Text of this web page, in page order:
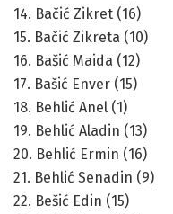
14. Bačić Zikret (16)
15. Bačić Zikreta (10)
16. Bašić Maida (12)
17. Bašić Enver (15)
18. Behlić Anel (1)
19. Behlić Aladin (13)
20. Behlić Ermin (16)
21. Behlić Senadin (9)
22. Bešić Edin (15)